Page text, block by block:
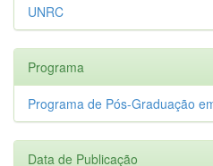
UNRC
Programa
Programa de Pós-Graduação
Data de Publicação